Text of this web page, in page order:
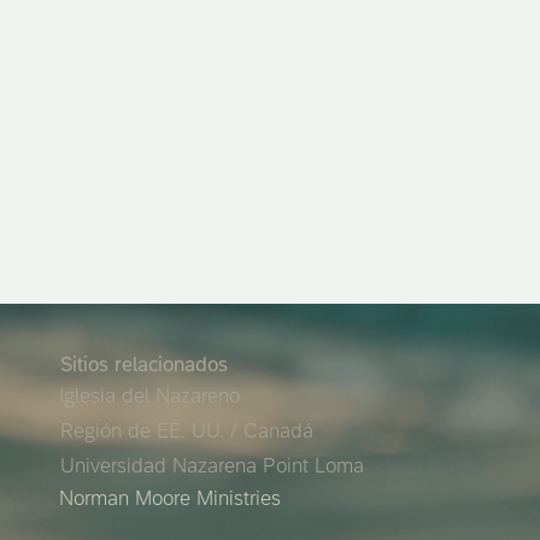
Sitios relacionados
Iglesia del Nazareno
Región de EE. UU. / Canadá
Universidad Nazarena Point Loma
Norman Moore Ministries